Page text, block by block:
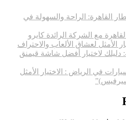
القاهرة: الراحة والسهولة في
مع الشركة الرائدة كايرو
دليلك لاختيار أفضل شاشة قيمنق
في الرياض : الاختيار الأمثل